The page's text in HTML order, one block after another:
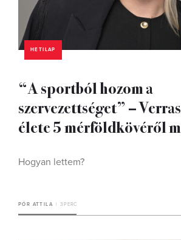
HETILAP
“A sportból hozom a
szervezettséget” –
élete 5 mérföldkövéről
Hogyan lettem?
PÓR ATTILA 3 PERC